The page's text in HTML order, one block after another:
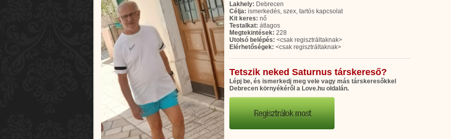
Lakhely: Debrecen
Célja: ismerkedés, szex, tartós kapcsolat
Kit keres: nő
Testalkat: átlagos
Megtekintések: 228
Utolsó belépés: <csak regisztráltaknak>
Elérhetőségek: <csak regisztráltaknak>
Tetszik neked Saturnus társkereső?
Lépj be, és ismerkedj meg vele vagy más társkeresőkkel
Debrecen környékéről a Love.hu oldalán.